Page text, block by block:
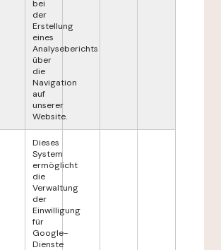
bei
der
Erstellung
eines
Analyseberichts
über
die
Navigation
auf
unserer
Website.
Dieses
System
ermöglicht
die
Verwaltung
der
Einwilligung
für
Google-
Dienste